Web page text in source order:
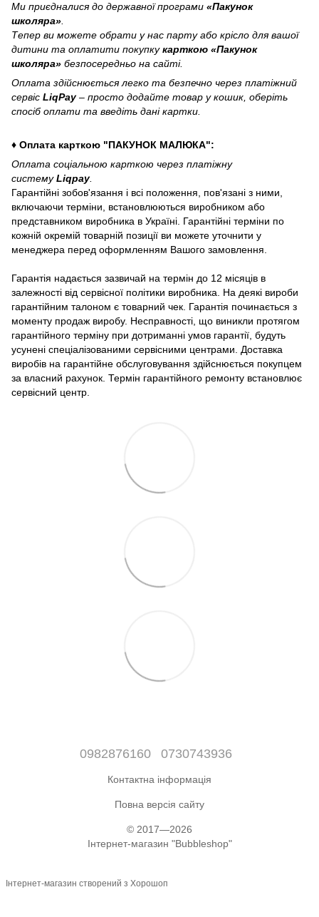
Ми приєдналися до державної програми «Пакунок
школяра».
Тепер ви можете обрати у нас парту або крісло для вашої
дитини та оплатити покупкукарткою «Пакунок
школяра» безпосередньо на сайті.
Оплата здійснюється легко та безпечно через платіжний
сервіс LiqPay– просто додайте товар у кошик, оберіть
спосіб оплати та введіть дані картки.
♦ Оплата карткою "ПАКУНОК МАЛЮКА":
Оплата соціальною карткою через платіжну
системуLiqpay.
Гарантійні зобов'язання і всі положення, пов'язані з ними,
включаючи терміни, встановлюються виробником або
представником виробника в Україні. Гарантійні терміни по
кожній окремій товарній позиції ви можете уточнити у
менеджера перед оформленням Вашого замовлення.
Гарантія надається зазвичай на термін до 12 місяців в
залежності від сервісної політики виробника. На деякі вироби
гарантійним талоном є товарний чек. Гарантія починається з
моменту продаж виробу. Несправності, що виникли протягом
гарантійного терміну при дотриманні умов гарантії, будуть
усунені спеціалізованими сервісними центрами. Доставка
виробів на гарантійне обслуговування здійснюється покупцем
за власний рахунок. Термін гарантійного ремонту встановлює
сервісний центр.
0982876160 0730743936
Контактна інформація
Повна версія сайту
© 2017—2026
Інтернет-магазин "Bubbleshop"
Інтернет-магазин створений з Хорошоп